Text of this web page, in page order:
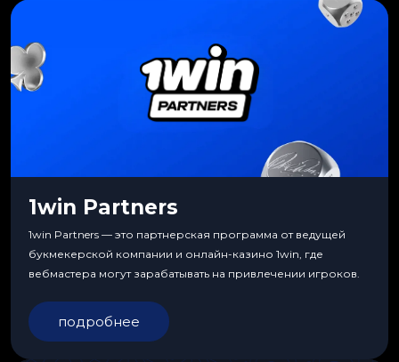
1win Partners
1win Partners — это партнерская программа от ведущей
букмекерской компании и онлайн-казино 1win, где
вебмастера могут зарабатывать на привлечении игроков.
подробнее